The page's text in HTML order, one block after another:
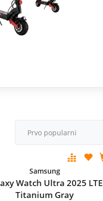
Samsung
Watch Ultra 2025 LTE
Titanium Gray